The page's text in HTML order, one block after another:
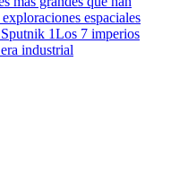
espaciales
1Los 7 imperios
industrial